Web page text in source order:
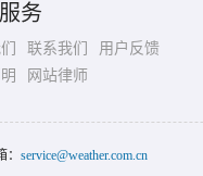
务
联系我们
用户反馈
网站律师
service@weather.com.cn